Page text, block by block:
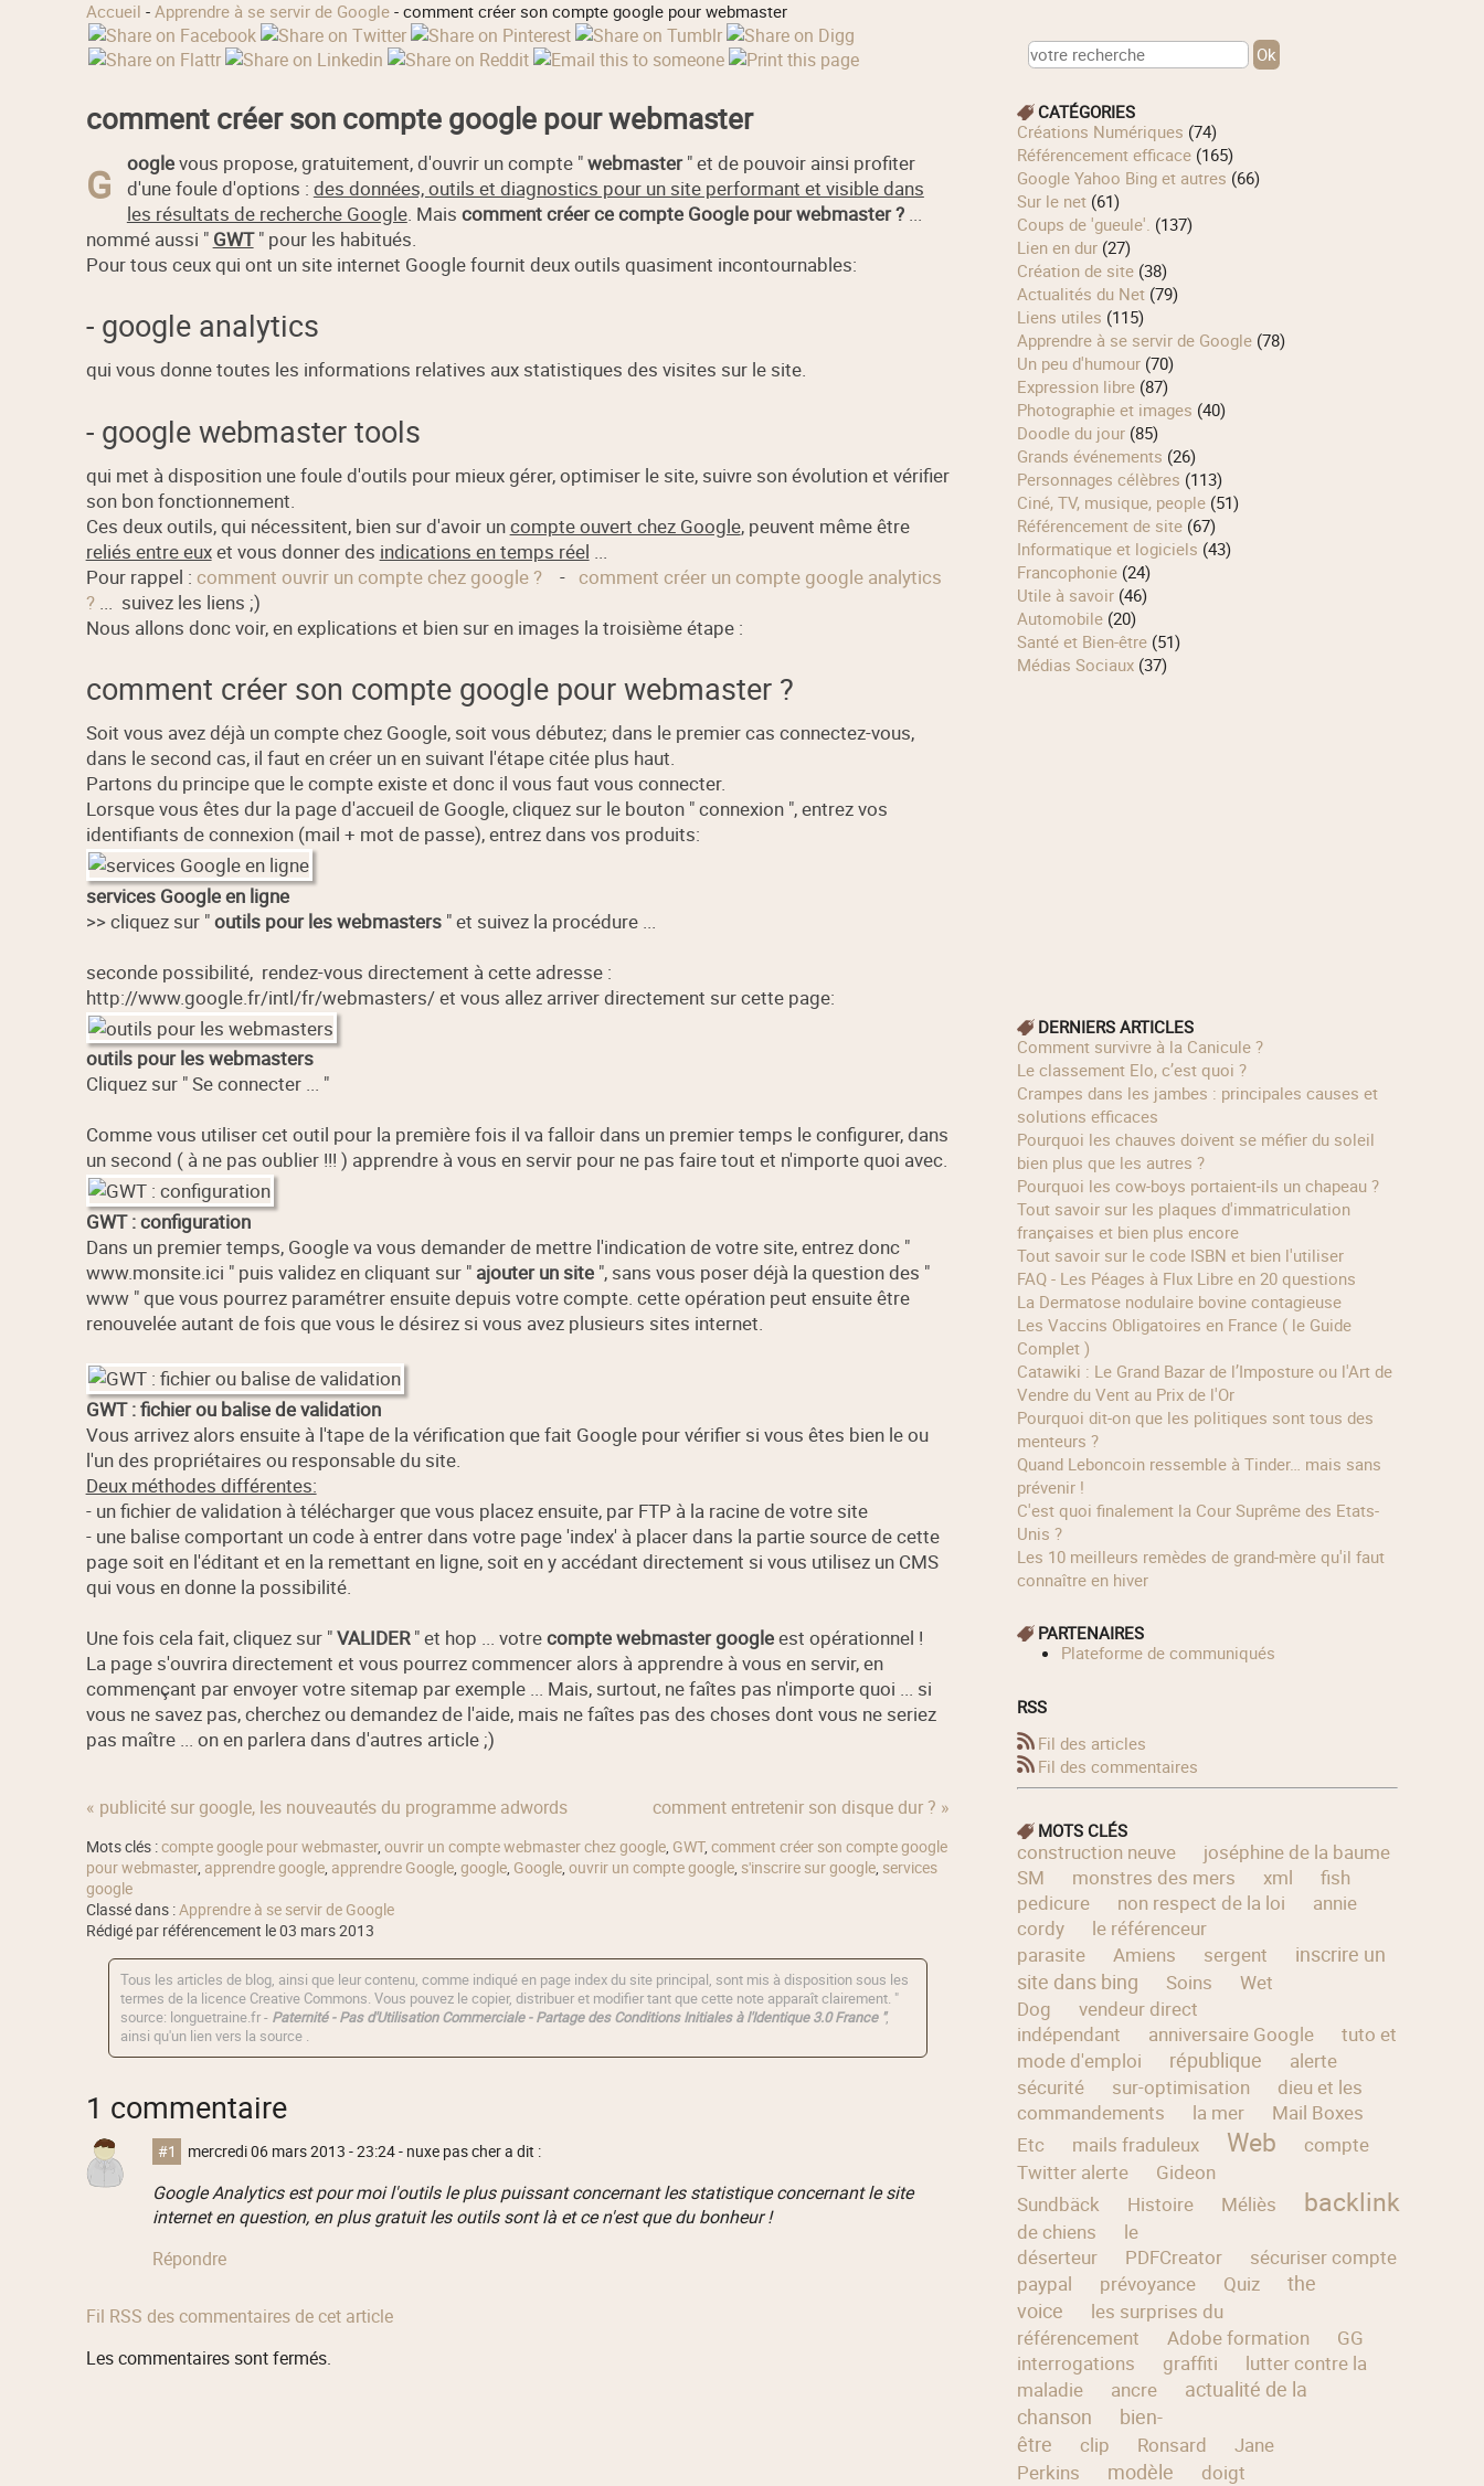
Accueil - Apprendre à se servir de Google- comment créer son compte google pour webmaster
comment créer son compte google pour webmaster
G ooglevous propose, gratuitement, d'ouvrir un compte "webmaster" et de pouvoir ainsi profiter
d'une foule d'options : des données, outils et diagnostics pour un site performant et visible dans
les résultats de recherche Google. Mais comment créer ce compte Google pour webmaster ?...
nommé aussi " GWT" pour les habitués.
Pour tous ceux qui ont un site internet Google fournit deux outils quasiment incontournables:
- google analytics
qui vous donne toutes les informations relatives aux statistiques des visites sur le site.
- google webmaster tools
qui met à disposition une foule d'outils pour mieux gérer, optimiser le site, suivre son évolution et vérifier
son bon fonctionnement.
Ces deux outils, qui nécessitent, bien sur d'avoir uncompte ouvert chez Google, peuvent même être
reliés entre euxet vous donner des indications en temps réel ...
Pour rappel : comment ouvrir un compte chez google ?- comment créer un compte google analytics
?... suivez les liens ;)
Nous allons donc voir, en explications et bien sur en images la troisième étape :
comment créer son compte google pour webmaster ?
Soit vous avez déjà un compte chez Google, soit vous débutez; dans le premier cas connectez-vous,
dans le second cas, il faut en créer un en suivant l'étape citée plus haut.
Partons du principe que le compte existe et donc il vous faut vous connecter.
Lorsque vous êtes dur la page d'accueil de Google, cliquez sur le bouton " connexion ", entrez vos
identifiants de connexion (mail + mot de passe), entrez dans vos produits:
services Google en ligne
>> cliquez sur "outils pour les webmasters" et suivez la procédure ...
seconde possibilité, rendez-vous directement à cette adresse :
http://www.google.fr/intl/fr/webmasters/ et vous allez arriver directement sur cette page:
outils pour les webmasters
Cliquez sur " Se connecter ... "
Comme vous utiliser cet outil pour la première fois il va falloir dans un premier temps le configurer, dans
un second ( à ne pas oublier !!! ) apprendre à vous en servir pour ne pas faire tout et n'importe quoi avec.
GWT : configuration
Dans un premier temps, Google va vous demander de mettre l'indication de votre site, entrez donc "
www.monsite.ici " puis validez en cliquant sur " ajouter un site", sans vous poser déjà la question des "
www " que vous pourrez paramétrer ensuite depuis votre compte. cette opération peut ensuite être
renouvelée autant de fois que vous le désirez si vous avez plusieurs sites internet.
GWT : fichier ou balise de validation
Vous arrivez alors ensuite à l'tape de la vérification que fait Google pour vérifier si vous êtes bien le ou
l'un des propriétaires ou responsable du site.
Deux méthodes différentes:
- un fichier de validation à télécharger que vous placez ensuite, par FTP à la racine de votre site
- une balise comportant un code à entrer dans votre page 'index' à placer dans la partie source de cette
page soit en l'éditant et en la remettant en ligne, soit en y accédant directement si vous utilisez un CMS
qui vous en donne la possibilité.
Une fois cela fait, cliquez sur "VALIDER" et hop ... votrecompte webmaster googleest opérationnel !
La page s'ouvrira directement et vous pourrez commencer alors à apprendre à vous en servir, en
commençant par envoyer votre sitemap par exemple ... Mais, surtout, ne faîtes pas n'importe quoi ... si
vous ne savez pas, cherchez ou demandez de l'aide, mais ne faîtes pas des choses dont vous ne seriez
pas maître ... on en parlera dans d'autres article ;)
« publicité sur google, les nouveautés du programme adwords comment entretenir son disque dur ? »
Mots clés :compte google pour webmaster, ouvrir un compte webmaster chez google, GWT, comment créer son compte google
pour webmaster, apprendre google, apprendre Google, google, Google, ouvrir un compte google, s'inscrire sur google, services
google
Classé dans :Apprendre à se servir de Google
Rédigé par référencement le 03 mars 2013
Tous les articles de blog, ainsi que leur contenu, comme indiqué en page index du site principal, sont mis à disposition sous les
termes de la licence Creative Commons. Vous pouvez le copier, distribuer et modifier tant que cette note apparaît clairement. "
source: longuetraine.fr - Paternité - Pas d'Utilisation Commerciale - Partage des Conditions Initiales à l'Identique 3.0 France ",
ainsi qu'un lien vers la source .
1 commentaire
#1 mercredi 06 mars 2013 - 23:24- nuxe pas cher a dit :
Google Analytics est pour moi l'outils le plus puissant concernant les statistique concernant le site
internet en question, en plus gratuit les outils sont là et ce n'est que du bonheur !
Répondre
Fil RSS des commentaires de cet article
Les commentaires sont fermés.
CATÉGORIES
Créations Numériques (74)
Référencement efficace(165)
Google Yahoo Bing et autres (66)
Sur le net(61)
Coups de 'gueule'. (137)
Lien en dur(27)
Création de site(38)
Actualités du Net(79)
Liens utiles (115)
Apprendre à se servir de Google(78)
Un peu d'humour(70)
Expression libre(87)
Photographie et images (40)
Doodle du jour(85)
Grands événements (26)
Personnages célèbres (113)
Ciné, TV, musique, people(51)
Référencement de site(67)
Informatique et logiciels (43)
Francophonie(24)
Utile à savoir(46)
Automobile(20)
Santé et Bien-être(51)
Médias Sociaux(37)
DERNIERS ARTICLES
Comment survivre à la Canicule ?
Le classement Elo, c’est quoi ?
Crampes dans les jambes : principales causes et
solutions efficaces
Pourquoi les chauves doivent se méfier du soleil
bien plus que les autres ?
Pourquoi les cow‑boys portaient‑ils un chapeau ?
Tout savoir sur les plaques d'immatriculation
françaises et bien plus encore
Tout savoir sur le code ISBN et bien l'utiliser
FAQ - Les Péages à Flux Libre en 20 questions
La Dermatose nodulaire bovine contagieuse
Les Vaccins Obligatoires en France ( le Guide
Complet )
Catawiki : Le Grand Bazar de l’Imposture ou l'Art de
Vendre du Vent au Prix de l'Or
Pourquoi dit-on que les politiques sont tous des
menteurs ?
Quand Leboncoin ressemble à Tinder… mais sans
prévenir !
C'est quoi finalement la Cour Suprême des Etats-
Unis ?
Les 10 meilleurs remèdes de grand-mère qu'il faut
connaître en hiver
PARTENAIRES
Plateforme de communiqués
RSS
Fil des articles
Fil des commentaires
MOTS CLÉS
construction neuve
joséphine de la baume
SM
monstres des mers xml
fish
pedicure
non respect de la loi
annie
cordy
le référenceur
parasite
Amiens sergent
inscrire un
site dans bing
Soins
Wet
Dog
vendeur direct
indépendant
anniversaire Google
tuto et
mode d'emploi
république
alerte
sécurité
sur-optimisation
dieu et les
commandements
la mer
Mail Boxes
Etc
mails fraduleux Web
compte
Twitter alerte
Gideon
Sundbäck
Histoire Méliès backlink
de chiens
le
déserteur
PDFCreator
sécuriser compte
paypal
prévoyance Quiz
the
voice
les surprises du
référencement
Adobe formation
GG
interrogations
graffiti
lutter contre la
maladie
ancre
actualité de la
chanson
bien-
être
clip Ronsard
Jane
Perkins
modèle
doigt